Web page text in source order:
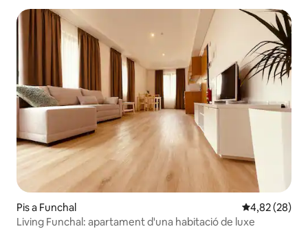
Pis a Funchal 4,82 de
4,82 (28)
Living Funchal: apartament d'una habitació de luxe